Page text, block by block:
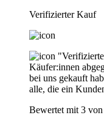
Verifizierter Kauf
Käufer:innen
bei uns gekauft
alle, die ein
Bewertet mit 3 von